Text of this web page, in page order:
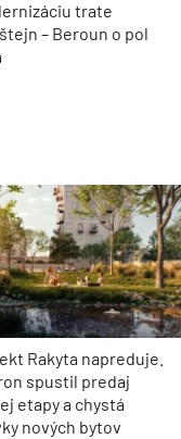
trate
– Beroun o pol
Rakyta napreduje.
spustil predaj
etapy a chystá
nových bytov